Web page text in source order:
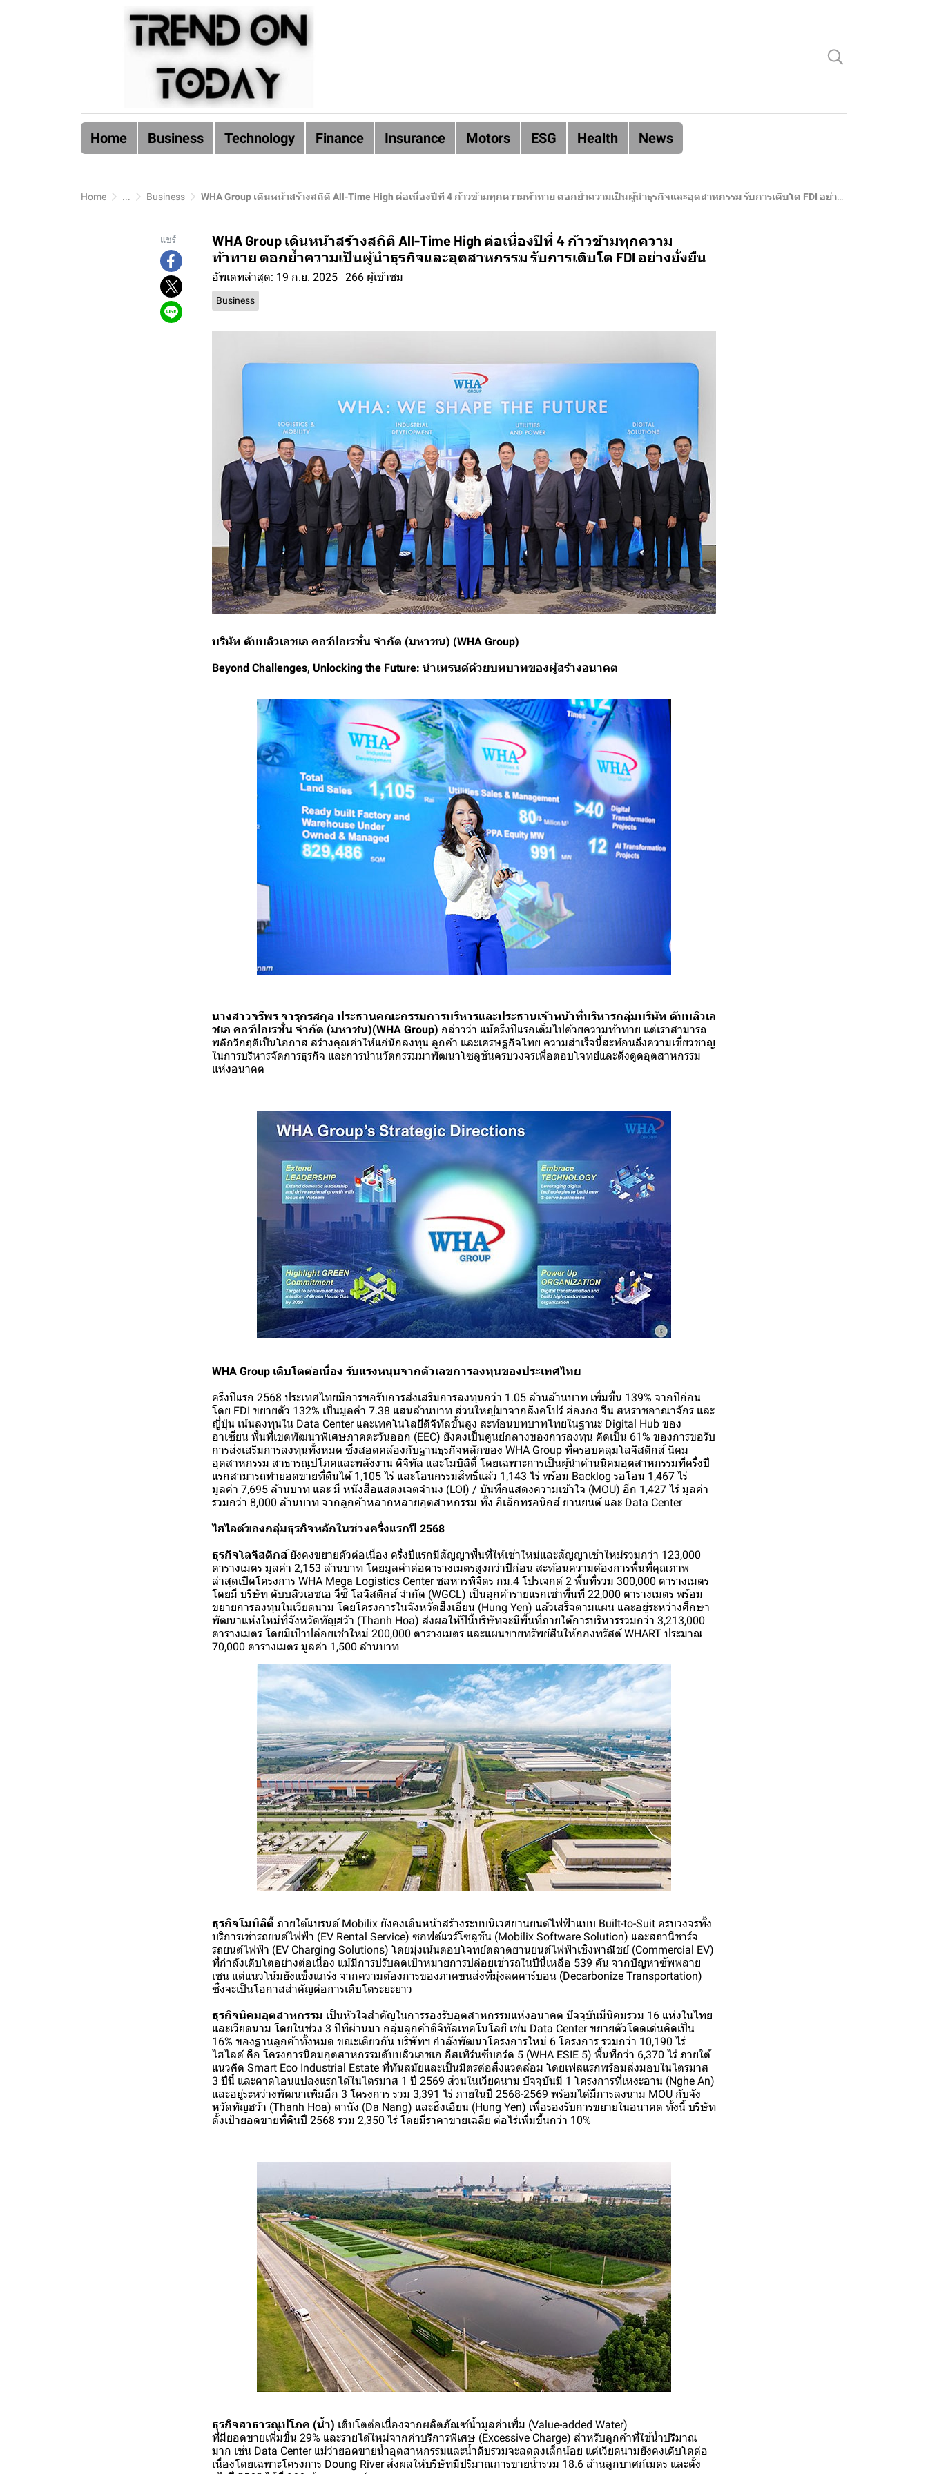
Home Business Technology Finance Insurance Motors ESG Health News
Home ... Business WHA Group เดินหน้าสร้างสถิติ All-Time High ต่อเนื่องปีที่ 4 ก้าวข้ามทุกความท้าทาย ตอกย้ำความเป็นผู้นำธุรกิจและอุตสาหกรรม รับการเติบโต FDI อย่างยั่งยืน
แชร์
WHA Group เดินหน้าสร้างสถิติ All-Time High ต่อเนื่องปีที่ 4 ก้าวข้ามทุกความ
ท้าทาย ตอกย้ำความเป็นผู้นำธุรกิจและอุตสาหกรรม รับการเติบโต FDI อย่างยั่งยืน
อัพเดทล่าสุด: 19 ก.ย. 2025 266 ผู้เข้าชม
Business
บริษัท ดับบลิวเอชเอ คอร์ปอเรชั่น จำกัด (มหาชน) (WHA Group)
Beyond Challenges, Unlocking the Future: นำเทรนด์ด้วยบทบาทของผู้สร้างอนาคต
นางสาวจรีพร จารุกรสกุล ประธานคณะกรรมการบริหารและประธานเจ้าหน้าที่บริหารกลุ่มบริษัท ดับบลิวเอ
ชเอ คอร์ปอเรชั่น จำกัด (มหาชน)(WHA Group) กล่าวว่า แม้ครึ่งปีแรกเต็มไปด้วยความท้าทาย แต่เราสามารถ
พลิกวิกฤติเป็นโอกาส สร้างคุณค่าให้แก่นักลงทุน ลูกค้า และเศรษฐกิจไทย ความสำเร็จนี้สะท้อนถึงความเชี่ยวชาญ
ในการบริหารจัดการธุรกิจ และการนำนวัตกรรมมาพัฒนาโซลูชันครบวงจรเพื่อตอบโจทย์และดึงดูดอุตสาหกรรม
แห่งอนาคต
WHA Group เติบโตต่อเนื่อง รับแรงหนุนจากตัวเลขการลงทุนของประเทศไทย
ครึ่งปีแรก 2568 ประเทศไทยมีการขอรับการส่งเสริมการลงทุนกว่า 1.05 ล้านล้านบาท เพิ่มขึ้น 139% จากปีก่อน
โดย FDI ขยายตัว 132% เป็นมูลค่า 7.38 แสนล้านบาท ส่วนใหญ่มาจากสิงคโปร์ ฮ่องกง จีน สหราชอาณาจักร และ
ญี่ปุ่น เน้นลงทุนใน Data Center และเทคโนโลยีดิจิทัลขั้นสูง สะท้อนบทบาทไทยในฐานะ Digital Hub ของ
อาเซียน พื้นที่เขตพัฒนาพิเศษภาคตะวันออก (EEC) ยังคงเป็นศูนย์กลางของการลงทุน คิดเป็น 61% ของการขอรับ
การส่งเสริมการลงทุนทั้งหมด ซึ่งสอดคล้องกับฐานธุรกิจหลักของ WHA Group ที่ครอบคลุมโลจิสติกส์ นิคม
อุตสาหกรรม สาธารณูปโภคและพลังงาน ดิจิทัล และโมบิลิตี้ โดยเฉพาะการเป็นผู้นำด้านนิคมอุตสาหกรรมที่ครึ่งปี
แรกสามารถทำยอดขายที่ดินได้ 1,105 ไร่ และโอนกรรมสิทธิ์แล้ว 1,143 ไร่ พร้อม Backlog รอโอน 1,467 ไร่
มูลค่า 7,695 ล้านบาท และ มี หนังสือแสดงเจตจำนง (LOI) / บันทึกแสดงความเข้าใจ (MOU) อีก 1,427 ไร่ มูลค่า
รวมกว่า 8,000 ล้านบาท จากลูกค้าหลากหลายอุตสาหกรรม ทั้ง อิเล็กทรอนิกส์ ยานยนต์ และ Data Center
ไฮไลต์ของกลุ่มธุรกิจหลักในช่วงครึ่งแรกปี 2568
ธุรกิจโลจิสติกส์ยังคงขยายตัวต่อเนื่อง ครึ่งปีแรกมีสัญญาพื้นที่ให้เช่าใหม่และสัญญาเช่าใหม่รวมกว่า 123,000
ตารางเมตร มูลค่า 2,153 ล้านบาท โดยมูลค่าต่อตารางเมตรสูงกว่าปีก่อน สะท้อนความต้องการพื้นที่คุณภาพ
ล่าสุดเปิดโครงการ WHA Mega Logistics Center ชลหารพิจิตร กม.4 โปรเจกต์ 2 พื้นที่รวม 300,000 ตารางเมตร
โดยมี บริษัท ดับบลิวเอชเอ จีซี โลจิสติกส์ จำกัด (WGCL) เป็นลูกค้ารายแรกเช่าพื้นที่ 22,000 ตารางเมตร พร้อม
ขยายการลงทุนในเวียดนาม โดยโครงการในจังหวัดฮึงเอียน (Hung Yen) แล้วเสร็จตามแผน และอยู่ระหว่างศึกษา
พัฒนาแห่งใหม่ที่จังหวัดทัญฮว้า (Thanh Hoa) ส่งผลให้ปีนี้บริษัทจะมีพื้นที่ภายใต้การบริหารรวมกว่า 3,213,000
ตารางเมตร โดยมีเป้าปล่อยเช่าใหม่ 200,000 ตารางเมตร และแผนขายทรัพย์สินให้กองทรัสต์ WHART ประมาณ
70,000 ตารางเมตร มูลค่า 1,500 ล้านบาท
ธุรกิจโมบิลิตี้ ภายใต้แบรนด์ Mobilix ยังคงเดินหน้าสร้างระบบนิเวศยานยนต์ไฟฟ้าแบบ Built-to-Suit ครบวงจรทั้ง
บริการเช่ารถยนต์ไฟฟ้า (EV Rental Service) ซอฟต์แวร์โซลูชัน (Mobilix Software Solution) และสถานีชาร์จ
รถยนต์ไฟฟ้า (EV Charging Solutions) โดยมุ่งเน้นตอบโจทย์ตลาดยานยนต์ไฟฟ้าเชิงพาณิชย์ (Commercial EV)
ที่กำลังเติบโตอย่างต่อเนื่อง แม้มีการปรับลดเป้าหมายการปล่อยเช่ารถในปีนี้เหลือ 539 คัน จากปัญหาซัพพลาย
เชน แต่แนวโน้มยังแข็งแกร่ง จากความต้องการของภาคขนส่งที่มุ่งลดคาร์บอน (Decarbonize Transportation)
ซึ่งจะเป็นโอกาสสำคัญต่อการเติบโตระยะยาว
ธุรกิจนิคมอุตสาหกรรม เป็นหัวใจสำคัญในการรองรับอุตสาหกรรมแห่งอนาคต ปัจจุบันมีนิคมรวม 16 แห่งในไทย
และเวียดนาม โดยในช่วง 3 ปีที่ผ่านมา กลุ่มลูกค้าดิจิทัลเทคโนโลยี เช่น Data Center ขยายตัวโดดเด่นคิดเป็น
16% ของฐานลูกค้าทั้งหมด ขณะเดียวกัน บริษัทฯ กำลังพัฒนาโครงการใหม่ 6 โครงการ รวมกว่า 10,190 ไร่
ไฮไลต์ คือ โครงการนิคมอุตสาหกรรมดับบลิวเอชเอ อีสเทิร์นซีบอร์ด 5 (WHA ESIE 5) พื้นที่กว่า 6,370 ไร่ ภายใต้
แนวคิด Smart Eco Industrial Estate ที่ทันสมัยและเป็นมิตรต่อสิ่งแวดล้อม โดยเฟสแรกพร้อมส่งมอบในไตรมาส
3 ปีนี้ และคาดโอนแปลงแรกได้ในไตรมาส 1 ปี 2569 ส่วนในเวียดนาม ปัจจุบันมี 1 โครงการที่เหงะอาน (Nghe An)
และอยู่ระหว่างพัฒนาเพิ่มอีก 3 โครงการ รวม 3,391 ไร่ ภายในปี 2568-2569 พร้อมได้มีการลงนาม MOU กับจัง
หวัดทัญฮว้า (Thanh Hoa) ดานัง (Da Nang) และฮึงเอียน (Hung Yen) เพื่อรองรับการขยายในอนาคต ทั้งนี้ บริษัท
ตั้งเป้ายอดขายที่ดินปี 2568 รวม 2,350 ไร่ โดยมีราคาขายเฉลี่ย ต่อไร่เพิ่มขึ้นกว่า 10%
ธุรกิจสาธารณูปโภค (น้ำ) เติบโตต่อเนื่องจากผลิตภัณฑ์น้ำมูลค่าเพิ่ม (Value-added Water)
ที่มียอดขายเพิ่มขึ้น 29% และรายได้ใหม่จากค่าบริการพิเศษ (Excessive Charge) สำหรับลูกค้าที่ใช้น้ำปริมาณ
มาก เช่น Data Center แม้ว่ายอดขายน้ำอุตสาหกรรมและน้ำดิบรวมจะลดลงเล็กน้อย แต่เวียดนามยังคงเติบโตต่อ
เนื่องโดยเฉพาะโครงการ Doung River ส่งผลให้บริษัทมีปริมาณการขายน้ำรวม 18.6 ล้านลูกบาศก์เมตร และตั้ง